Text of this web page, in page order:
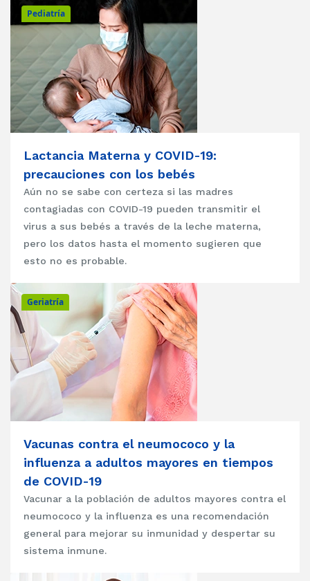
Pediatría
Lactancia Materna y COVID-19:
precauciones con los bebés
Aún no se sabe con certeza si las madres
contagiadas con COVID-19 pueden transmitir el
virus a sus bebés a través de la leche materna,
pero los datos hasta el momento sugieren que
esto no es probable.
Geriatría
Vacunas contra el neumococo y la
influenza a adultos mayores en tiempos
de COVID-19
Vacunar a la población de adultos mayores contra el
neumococo y la influenza es una recomendación
general para mejorar su inmunidad y despertar su
sistema inmune.